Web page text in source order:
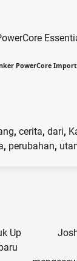
PowerCore
, cerita, dari,
, perubahan,
Up